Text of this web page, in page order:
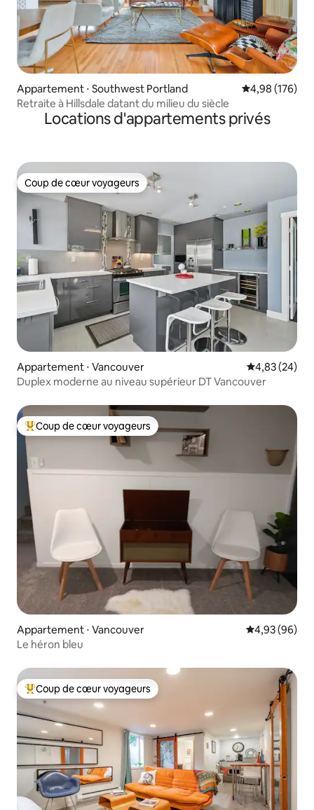
Appartement ⋅ Southwest Portland Évaluation
4,98 (176)
Retraite à Hillsdale datant du milieu du siècle
Locations d'appartements privés
Coup de cœur voyageurs
Coup de cœur voyageurs
Appartement ⋅ Vancouver Évaluation
4,83 (24)
Duplex moderne au niveau supérieur DT Vancouver
Coups de cœur voyageurs les plus appréciés
Coup de cœur voyageurs
Appartement ⋅ Vancouver Évaluation
4,93 (96)
Le héron bleu
Coups de cœur voyageurs les plus appréciés
Coup de cœur voyageurs